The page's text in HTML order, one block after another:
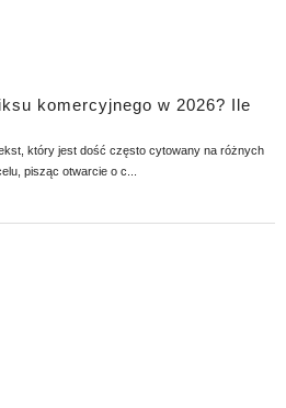
komercyjnego w 2026? Ile
który jest dość często cytowany na różnych
pisząc otwarcie o c...